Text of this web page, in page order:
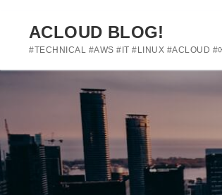
기
ACLOUD BLOG!
#TECHNICAL #AWS #IT #LINUX #ACLOUD #